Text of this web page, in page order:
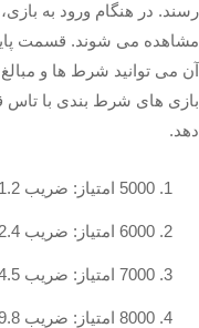
رسند. در هنگام ورود به
مشاهده می‌ شوند. قسمت
آن می‌ توانید شرط‌ ها و مبالغ
بازی‌ های شرط‌ بندی با تاس
دهد.
5000 امتیاز: ضریب 1.2
6000 امتیاز: ضریب 2.4
7000 امتیاز: ضریب 4.5
8000 امتیاز: ضریب 9.8